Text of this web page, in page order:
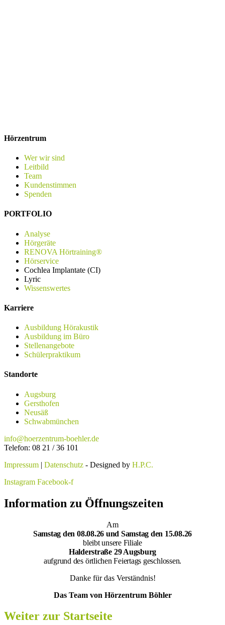
Hörzentrum
Wer wir sind
Leitbild
Team
Kundenstimmen
Spenden
PORTFOLIO
Analyse
Hörgeräte
RENOVA Hörtraining®
Hörservice
Cochlea Implantate (CI)
Lyric
Wissenswertes
Karriere
Ausbildung Hörakustik
Ausbildung im Büro
Stellenangebote
Schülerpraktikum
Standorte
Augsburg
Gersthofen
Neusäß
Schwabmünchen
info@hoerzentrum-boehler.de
Telefon: 08 21 / 36 101
Impressum | Datenschutz - Designed by H.P.C.
Instagram Facebook-f
Information zu Öffnungszeiten
Am
Samstag den 08.08.26 und Samstag den 15.08.26
bleibt unsere Filiale
Halderstraße 29 Augsburg
aufgrund des örtlichen Feiertags geschlossen.
Danke für das Verständnis!
Das Team von Hörzentrum Böhler
Weiter zur Startseite